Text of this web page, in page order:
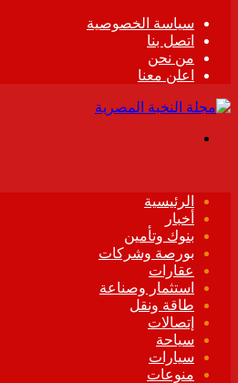
سياسة الخصوصية
اتصل بنا
من نحن
اعلن معنا
الرئيسية
أخبار
بنوك وتأمين
بورصة وشركات
عقارات
استثمار وصناعة
طاقة ونقل
إتصالات
سياحة
سيارات
منوعات